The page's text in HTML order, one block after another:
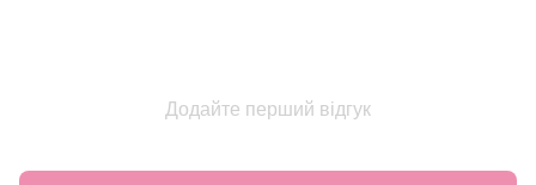
Додайте перший відгук